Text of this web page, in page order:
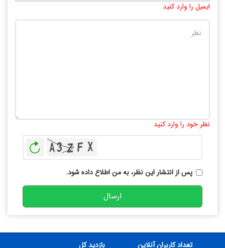
ایمیل را وارد کنید
نظر خود را وارد کنید
پس از انتشار این نظر، به من اطلاع داده شود.
ارسال
تعداد کاربران آنلاین بازدید کل